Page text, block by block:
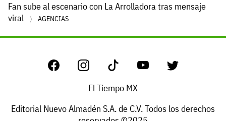
Fan sube al escenario con La Arrolladora tras mensaje
viral
AGENCIAS
El Tiempo MX
Editorial Nuevo Almadén S.A. de C.V. Todos los derechos